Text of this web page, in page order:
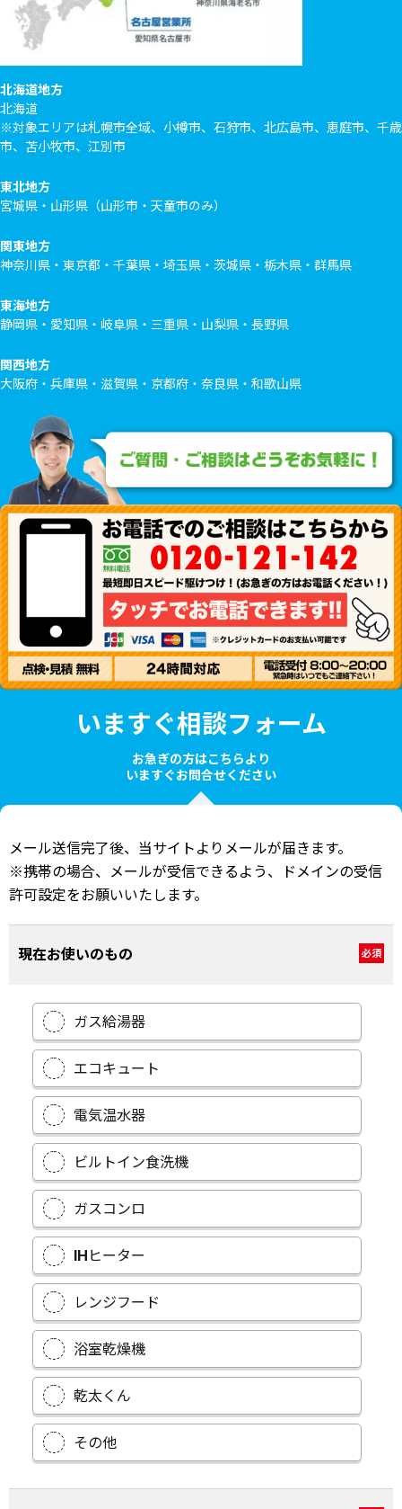
北海道地方
北海道
※対象エリアは札幌市全域、小樽市、石狩市、北広島市、恵庭市、千歳
市、苫小牧市、江別市
東北地方
宮城県・山形県（山形市・天童市のみ）
関東地方
神奈川県・東京都・千葉県・埼玉県・茨城県・栃木県・群馬県
東海地方
静岡県・愛知県・岐阜県・三重県・山梨県・長野県
関西地方
大阪府・兵庫県・滋賀県・京都府・奈良県・和歌山県
いますぐ相談フォーム
お急ぎの方はこちらより
いますぐお問合せください
メール送信完了後、当サイトよりメールが届きます。
※携帯の場合、メールが受信できるよう、ドメインの受信
許可設定をお願いいたします。
現在お使いのもの 必須
ガス給湯器
エコキュート
電気温水器
ビルトイン食洗機
ガスコンロ
IHヒーター
レンジフード
浴室乾燥機
乾太くん
その他